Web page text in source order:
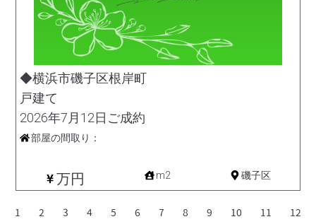
◆横浜市磯子区根岸町
戸建て
2026年7月12日ご成約
部屋の間取り：
万円 m2 磯子区
1 2 3 4 5 6 7 8 9 10 11 12